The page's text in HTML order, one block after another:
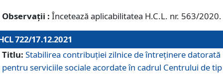
Observații : Încetează aplicabilitatea H.C.L. nr. 563/2020.
722/17.12.2021
Titlu: Stabilirea contribuţiei zilnice de întreținere datorată
pentru serviciile sociale acordate în cadrul Centrului de tip